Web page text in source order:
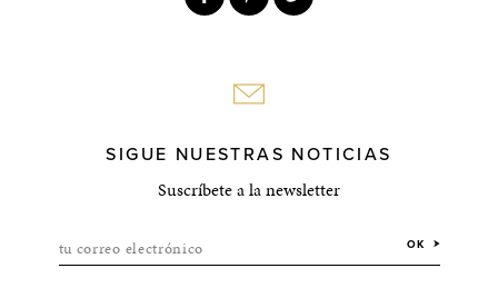
SIGUE NUESTRAS NOTICIAS
Suscríbete a la newsletter
tu correo electrónico OK